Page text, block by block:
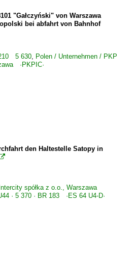
"Gałczyński" von Warszawa
bei abfahrt von Bahnhof
5 630, Polen / Unternehmen / PKP
·PKPIC·
den Haltestelle Satopy in
spółka z o.o., Warszawa
· 5 370 · BR 183 ·ES 64 U4-D·